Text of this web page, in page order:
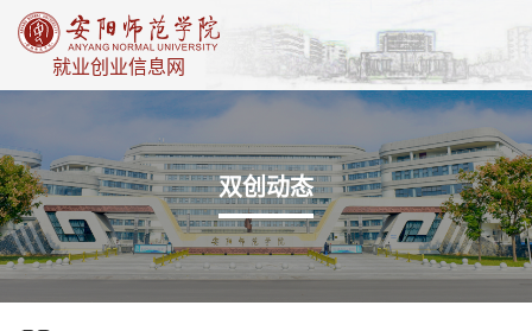
就业创业信息网
双创动态